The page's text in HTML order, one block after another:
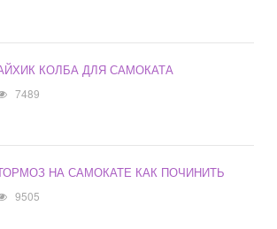
КОЛБА ДЛЯ САМОКАТА
7489
НА САМОКАТЕ КАК ПОЧИНИТЬ
9505